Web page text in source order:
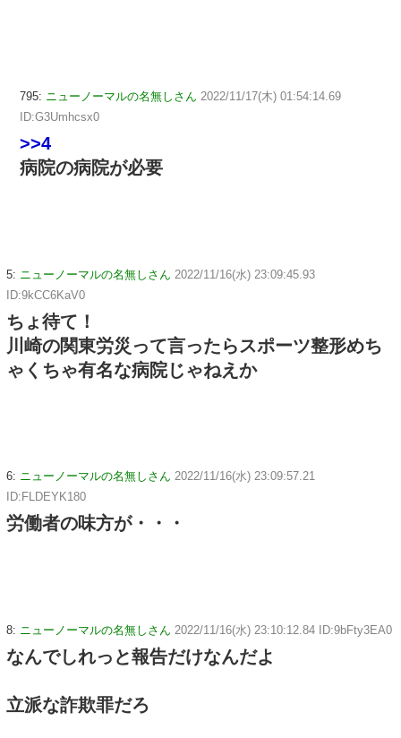
795: ニューノーマルの名無しさん 2022/11/17(木) 01:54:14.69
ID:G3Umhcsx0
>>4
病院の病院が必要
5: ニューノーマルの名無しさん 2022/11/16(水) 23:09:45.93
ID:9kCC6KaV0
ちょ待て！
川崎の関東労災って言ったらスポーツ整形めち
ゃくちゃ有名な病院じゃねえか
6: ニューノーマルの名無しさん 2022/11/16(水) 23:09:57.21
ID:FLDEYK180
労働者の味方が・・・
8: ニューノーマルの名無しさん 2022/11/16(水) 23:10:12.84 ID:9bFty3EA0
なんでしれっと報告だけなんだよ
立派な詐欺罪だろ